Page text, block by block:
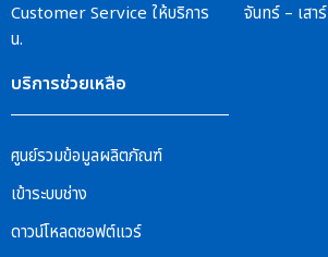
Customer Service ให้บริการ จันทร์ – เสาร์
น.
บริการช่วยเหลือ
ศูนย์รวมข้อมูลผลิตภัณฑ์
เข้าระบบช่าง
ดาวน์โหลดซอฟต์แวร์